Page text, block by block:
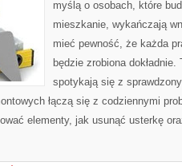
myślą o osobach, które
mieszkanie, wykańczają
mieć pewność, że każda
będzie zrobiona
spotykają się z
łączą się z codziennymi
elementy, jak usunąć usterkę